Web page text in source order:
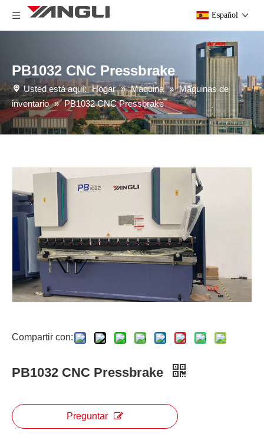
Español
PB1032 CNC Pressbrake
Usted está aquí: Hogar » Máquina » Máquinas de
inventario » PB1032 CNC Pressbrake
Compartir con:
PB1032 CNC Pressbrake
Preguntar